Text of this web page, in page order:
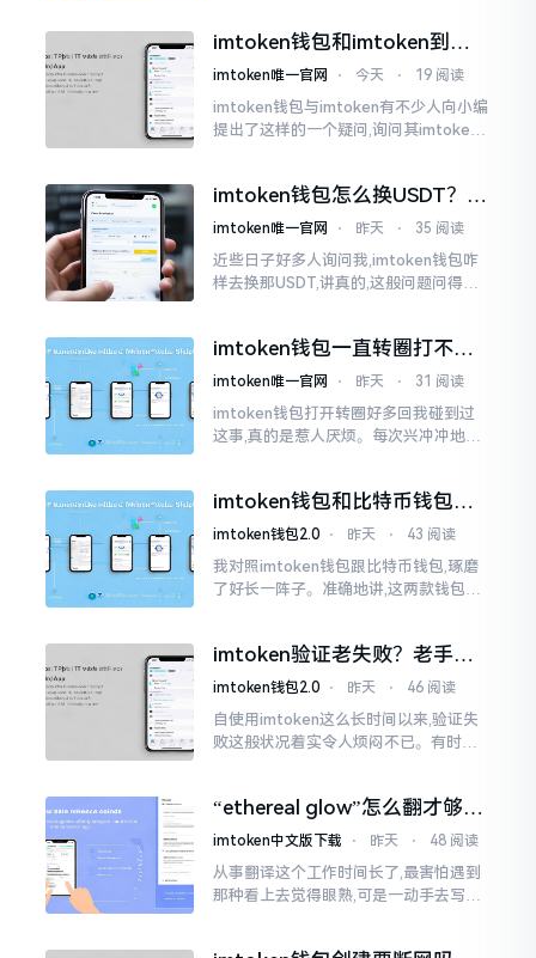
imtoken钱包和imtoken到底
是不是一回事？看完就懂了
imtoken唯一官网 ⋅ 今天 ⋅ 19 阅读
imtoken钱包与imtoken有不少人向小编
提出了这样的一个疑问,询问其imtoken
同一个物品
imtoken钱包怎么换USDT？这
几种方法你得知道
imtoken唯一官网 ⋅ 昨天 ⋅ 35 阅读
近些日子好多人询问我,imtoken钱包咋
样去换那USDT,讲真的,这般问题问得很
imtoken钱包一直转圈打不开
解决办法分享
imtoken唯一官网 ⋅ 昨天 ⋅ 31 阅读
imtoken钱包打开转圈好多回我碰到过
这事,真的是惹人厌烦。每次兴冲冲地开
大家说法不尽相同
imtoken钱包和比特币钱包，
谁更安全？老玩家来聊聊
imtoken钱包2.0 ⋅ 昨天 ⋅ 43 阅读
我对照imtoken钱包跟比特币钱包,琢磨
了好长一阵子。准确地讲,这两款钱包我
挺美观
imtoken验证老失败？老手教
你几招搞定
imtoken钱包2.0 ⋅ 昨天 ⋅ 46 阅读
自使用imtoken这么长时间以来,验证失
败这般状况着实令人烦闷不已。有时急
至极点。
“ethereal glow”怎么翻才够味
儿？翻译圈老油条的私房话
imtoken中文版下载 ⋅ 昨天 ⋅ 48 阅读
从事翻译这个工作时间长了,最害怕遇到
那种看上去觉得眼熟,可是一动手去写就